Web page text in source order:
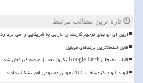
تازه ترین مطالب مرتبط
اوپن ای آی بهای ترجیح کارمندان خارجی به آمریکایی را می پردازد
قابل اعتمادترین برندهای موبایل
قابلیت جنجالی Google Earth یکروز بعد از عرضه غیرفعال شد
انویدیا و مایکروسافت ائتلاف هوش مصنوعی امن تشکیل دادند